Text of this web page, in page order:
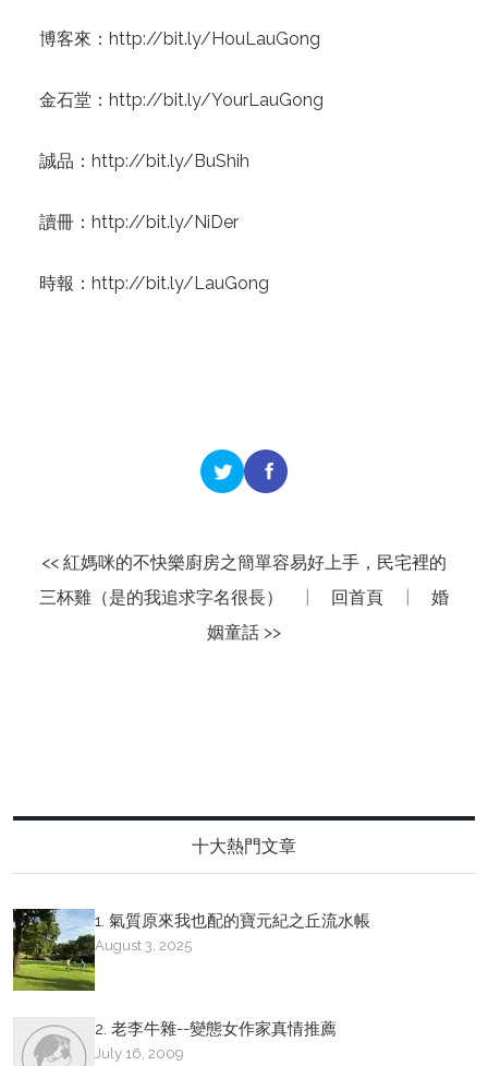
博客來： http://bit.ly/HouLauGong
金石堂： http://bit.ly/YourLauGong
誠品： http://bit.ly/BuShih
讀冊： http://bit.ly/NiDer
時報： http://bit.ly/LauGong
<< 紅媽咪的不快樂廚房之簡單容易好上手，民宅裡的
三杯雞（是的我追求字名很長）
回首頁
婚
姻童話 >>
十大熱門文章
1. 氣質原來我也配的寶元紀之丘流水帳
August 3, 2025
2. 老李牛雜--變態女作家真情推薦
July 16, 2009